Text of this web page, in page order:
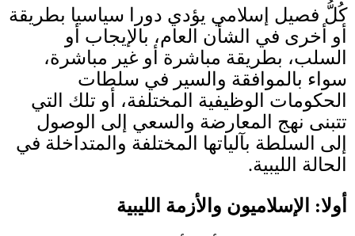
كُلُّ فصيل إسلامي يؤدي دورا سياسيا بطريقة
أو أخرى في الشأن العام، بالإيجاب أو
السلب، بطريقة مباشرة أو غير مباشرة،
سواء بالموافقة والسير في سلطات
الحكومات الوظيفية المختلفة، أو تلك التي
تتبنى نهج المعارضة والسعي إلى الوصول
إلى السلطة بآلياتها المختلفة والمتداخلة في
الحالة الليبية.
أولا:
الإسلاميون والأزمة الليبية